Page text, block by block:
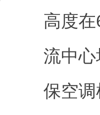
高度
流中
保空